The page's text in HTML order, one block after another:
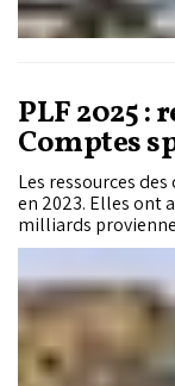
PLF 2025 :
Comptes
Les ressources
en 2023. Elles ont
milliards
autres produits
milliards) est
dégagé par les
En parallèle, les
s’élèvent à 136,19
milliards en 2022